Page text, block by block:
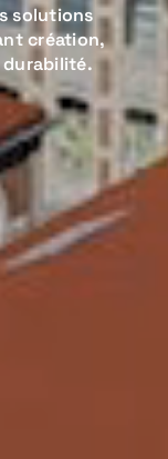
solutions
création,